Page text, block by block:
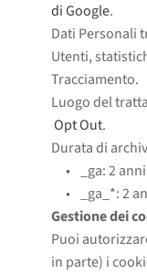
di Google.
Dati Personali
Utenti,
Tracciamento.
Luogo del
Opt Out.
Durata di
_ga: 2 anni
_ga_*: 2
Gestione dei
Puoi
in parte) i